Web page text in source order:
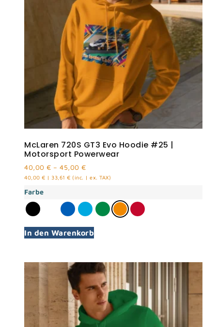
McLaren 720S GT3 Evo Hoodie #25 |
Motorsport Powerwear
40,00 € – 45,00 €
40,00 € | 33,61 € (inc. | ex. TAX)
Farbe
In den Warenkorb